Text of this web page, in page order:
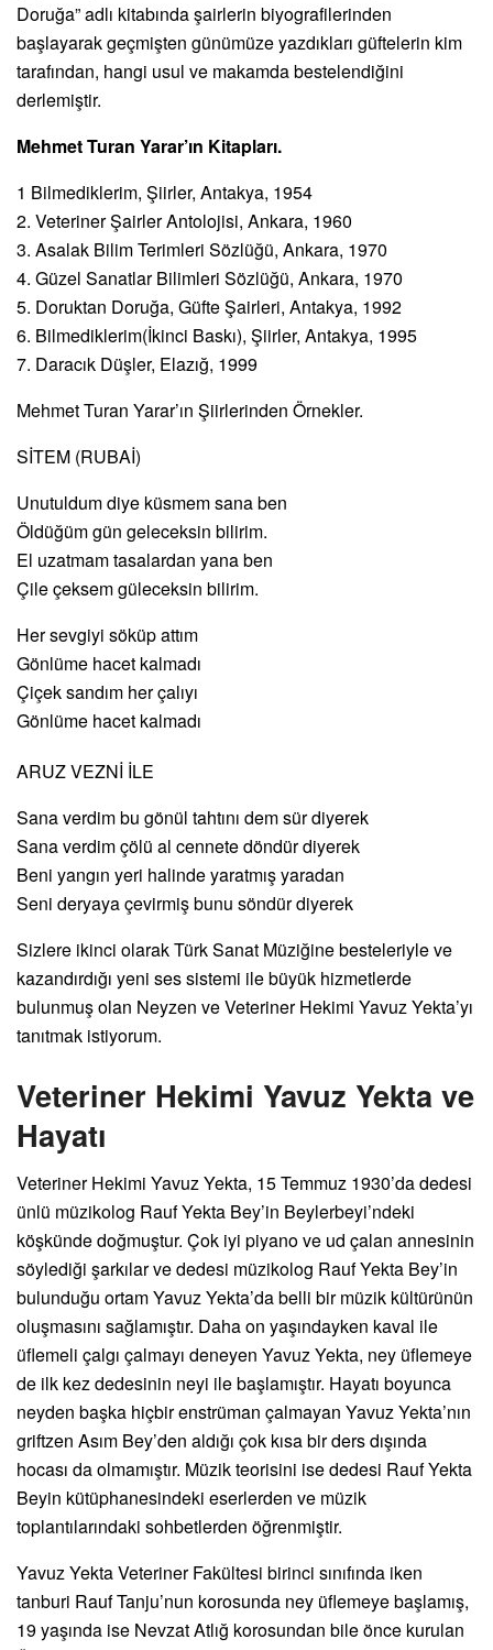
Doruğa” adlı kitabında şairlerin biyografilerinden
başlayarak geçmişten günümüze yazdıkları güftelerin kim
tarafından, hangi usul ve makamda bestelendiğini
derlemiştir.
Mehmet Turan Yarar’ın Kitapları.
1 Bilmediklerim, Şiirler, Antakya, 1954
2. Veteriner Şairler Antolojisi, Ankara, 1960
3. Asalak Bilim Terimleri Sözlüğü, Ankara, 1970
4. Güzel Sanatlar Bilimleri Sözlüğü, Ankara, 1970
5. Doruktan Doruğa, Güfte Şairleri, Antakya, 1992
6. Bilmediklerim(İkinci Baskı), Şiirler, Antakya, 1995
7. Daracık Düşler, Elazığ, 1999
Mehmet Turan Yarar’ın Şiirlerinden Örnekler.
SİTEM (RUBAİ)
Unutuldum diye küsmem sana ben
Öldüğüm gün geleceksin bilirim.
El uzatmam tasalardan yana ben
Çile çeksem güleceksin bilirim.
Her sevgiyi söküp attım
Gönlüme hacet kalmadı
Çiçek sandım her çalıyı
Gönlüme hacet kalmadı
ARUZ VEZNİ İLE
Sana verdim bu gönül tahtını dem sür diyerek
Sana verdim çölü al cennete döndür diyerek
Beni yangın yeri halinde yaratmış yaradan
Seni deryaya çevirmiş bunu söndür diyerek
Sizlere ikinci olarak Türk Sanat Müziğine besteleriyle ve
kazandırdığı yeni ses sistemi ile büyük hizmetlerde
bulunmuş olan Neyzen ve Veteriner Hekimi Yavuz Yekta’yı
tanıtmak istiyorum.
Veteriner Hekimi Yavuz Yekta ve
Hayatı
Veteriner Hekimi Yavuz Yekta, 15 Temmuz 1930’da dedesi
ünlü müzikolog Rauf Yekta Bey’in Beylerbeyi’ndeki
köşkünde doğmuştur. Çok iyi piyano ve ud çalan annesinin
söylediği şarkılar ve dedesi müzikolog Rauf Yekta Bey’in
bulunduğu ortam Yavuz Yekta’da belli bir müzik kültürünün
oluşmasını sağlamıştır. Daha on yaşındayken kaval ile
üflemeli çalgı çalmayı deneyen Yavuz Yekta, ney üflemeye
de ilk kez dedesinin neyi ile başlamıştır. Hayatı boyunca
neyden başka hiçbir enstrüman çalmayan Yavuz Yekta’nın
griftzen Asım Bey’den aldığı çok kısa bir ders dışında
hocası da olmamıştır. Müzik teorisini ise dedesi Rauf Yekta
Beyin kütüphanesindeki eserlerden ve müzik
toplantılarındaki sohbetlerden öğrenmiştir.
Yavuz Yekta Veteriner Fakültesi birinci sınıfında iken
tanburi Rauf Tanju’nun korosunda ney üflemeye başlamış,
19 yaşında ise Nevzat Atlığ korosundan bile önce kurulan